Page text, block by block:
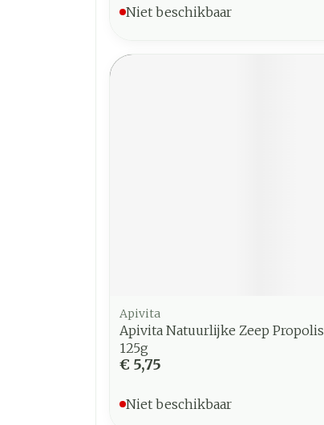
Niet beschikbaar
Apivita
Apivita Natuurlijke Zeep Propolis
125g
€ 5,75
Niet beschikbaar